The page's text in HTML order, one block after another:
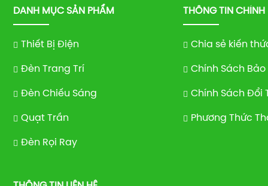
DANH MỤC SẢN PHẨM
Thiết Bị Điện
Đèn Trang Trí
Đèn Chiếu Sáng
Quạt Trần
Đèn Rọi Ray
THÔNG TIN CHÍNH
Chia sẻ kiến
Chính Sách Bảo
Chính Sách Đổi
Phương Thức